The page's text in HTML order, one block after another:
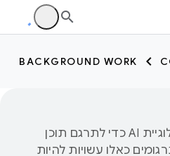
BACKGROUND WORK
‫Google משתמשת בטכנולוגיית AI כדי לתרגם תוכן
כאלו עשויות להיות